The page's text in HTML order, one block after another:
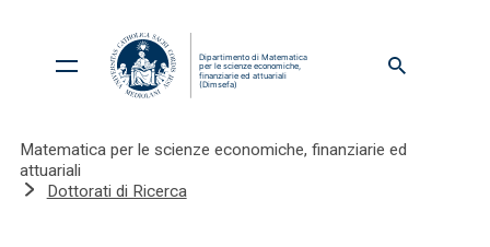
Matematica per le scienze economiche, finanziarie ed
attuariali
Dottorati di Ricerca